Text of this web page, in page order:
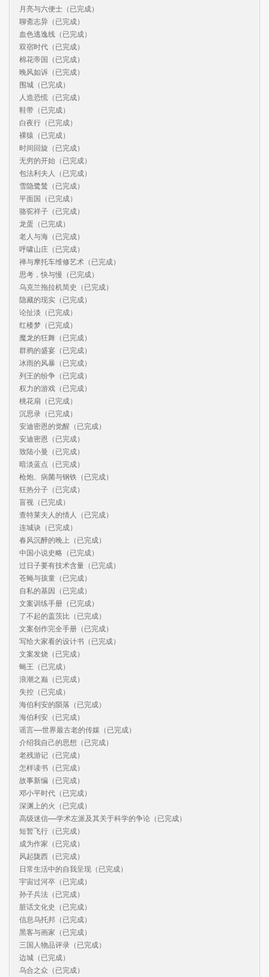
月亮与六便士（已完成）
聊斋志异（已完成）
血色逃逸线（已完成）
双宿时代（已完成）
棉花帝国（已完成）
晚风如诉（已完成）
围城（已完成）
人造恐慌（已完成）
鞋带（已完成）
白夜行（已完成）
裸猿（已完成）
时间回旋（已完成）
无穷的开始（已完成）
包法利夫人（已完成）
雪隐鹭鸶（已完成）
平面国（已完成）
骆驼祥子（已完成）
龙蛋（已完成）
老人与海（已完成）
呼啸山庄（已完成）
禅与摩托车维修艺术（已完成）
思考，快与慢（已完成）
乌克兰拖拉机简史（已完成）
隐藏的现实（已完成）
论扯淡（已完成）
红楼梦（已完成）
魔龙的狂舞（已完成）
群鸦的盛宴（已完成）
冰雨的风暴（已完成）
列王的纷争（已完成）
权力的游戏（已完成）
桃花扇（已完成）
沉思录（已完成）
安迪密恩的觉醒（已完成）
安迪密恩（已完成）
致陆小曼（已完成）
暗淡蓝点（已完成）
枪炮、病菌与钢铁（已完成）
狂热分子（已完成）
盲视（已完成）
查特莱夫人的情人（已完成）
连城诀（已完成）
春风沉醉的晚上（已完成）
中国小说史略（已完成）
过日子要有技术含量（已完成）
苍蝇与孩童（已完成）
自私的基因（已完成）
文案训练手册（已完成）
了不起的盖茨比（已完成）
文案创作完全手册（已完成）
写给大家看的设计书（已完成）
文案发烧（已完成）
蝇王（已完成）
浪潮之巅（已完成）
失控（已完成）
海伯利安的陨落（已完成）
海伯利安（已完成）
谣言——世界最古老的传媒（已完成）
介绍我自己的思想（已完成）
老残游记（已完成）
怎样读书（已完成）
故事新编（已完成）
邓小平时代（已完成）
深渊上的火（已完成）
高级迷信——学术左派及其关于科学的争论（已完成）
短暂飞行（已完成）
成为作家（已完成）
风起陇西（已完成）
日常生活中的自我呈现（已完成）
宇宙过河卒（已完成）
孙子兵法（已完成）
脏话文化史（已完成）
信息乌托邦（已完成）
黑客与画家（已完成）
三国人物品评录（已完成）
边城（已完成）
乌合之众（已完成）